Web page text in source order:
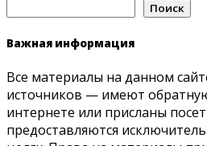
Поиск
Важная информация
Все материалы на данном
источников — имеют
интернете или присланы
предоставляются